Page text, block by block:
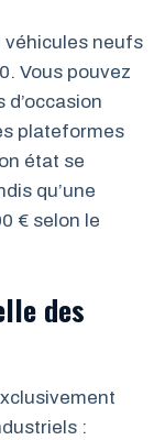
véhicules neufs
Vous pouvez
plateformes
état se
qu’une
€ selon le
des
: